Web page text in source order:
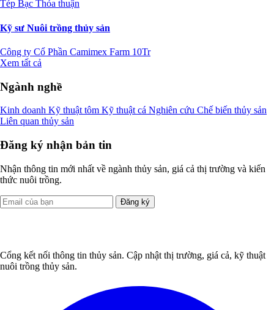
Tép Bạc Thỏa thuận
Kỹ sư Nuôi trồng thủy sản
Công ty Cổ Phần Camimex Farm 10Tr
Xem tất cả
Ngành nghề
Kinh doanh Kỹ thuật tôm Kỹ thuật cá Nghiên cứu Chế biến thủy sản
Liên quan thủy sản
Đăng ký nhận bản tin
Nhận thông tin mới nhất về ngành thủy sản, giá cả thị trường và kiến
thức nuôi trồng.
Đăng ký
Cổng kết nối thông tin thủy sản. Cập nhật thị trường, giá cả, kỹ thuật
nuôi trồng thủy sản.